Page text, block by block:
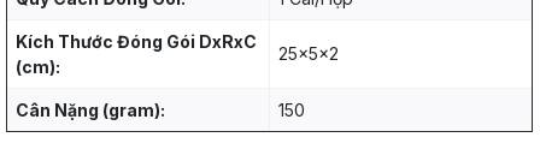
Kích Thước Đóng Gói DxRxC
(cm):
25x5x2
Cân Nặng (gram): 150